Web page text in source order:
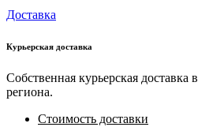
Доставка
Курьерская доставка
Собственная курьерская доставка
региона.
Стоимость доставки